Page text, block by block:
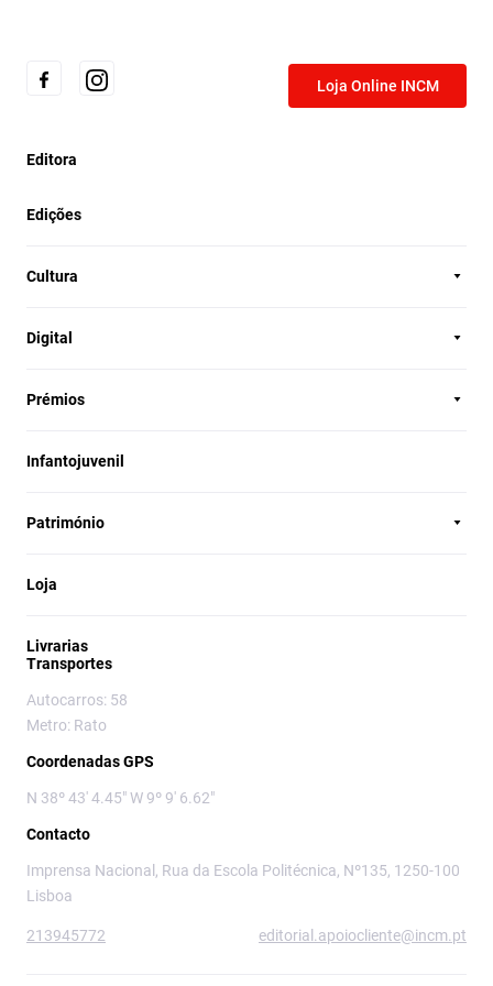
Loja Online INCM
Editora
Edições
Cultura
Digital
Prémios
Infantojuvenil
Património
Loja
Livrarias
Transportes
Autocarros: 58
Metro: Rato
Coordenadas GPS
N 38º 43' 4.45" W 9º 9' 6.62"
Contacto
Imprensa Nacional, Rua da Escola Politécnica, Nº135, 1250-100
Lisboa
213945772 editorial.apoiocliente@incm.pt